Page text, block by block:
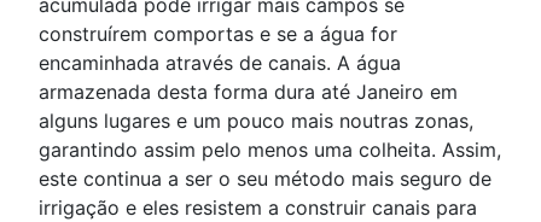
acumulada pode irrigar mais campos se
construírem comportas e se a água for
encaminhada através de canais. A água
armazenada desta forma dura até Janeiro em
alguns lugares e um pouco mais noutras zonas,
garantindo assim pelo menos uma colheita. Assim,
este continua a ser o seu método mais seguro de
irrigação e eles resistem a construir canais para